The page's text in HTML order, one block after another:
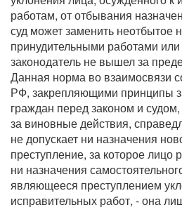
работам, от отбывания
суд может заменить неотбытое
принудительными работами
законодатель не вышел за
Данная норма во взаимосвязи
РФ, закрепляющими принципы
граждан перед законом и
за виновные действия,
не допускает ни назначения
преступление, за которое
ни назначения
являющееся преступлением
исправительных работ, - она